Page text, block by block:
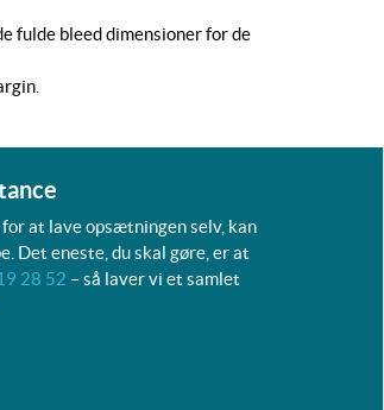
fulde bleed dimensioner for de
at lave opsætningen selv, kan
Det eneste, du skal gøre, er at
28 52 – så laver vi et samlet